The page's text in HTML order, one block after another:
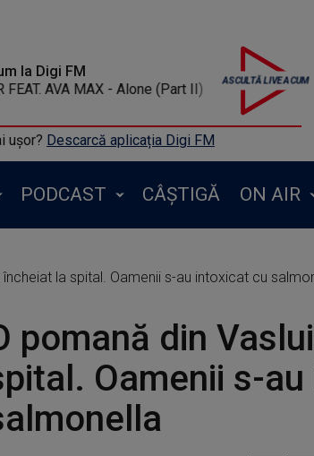
la Digi FM
FEAT. AVA MAX - Alone (Part II)
ușor? Descarcă aplicația Digi FM
PODCAST CÂȘTIGĂ ON AIR
la spital. Oamenii s-au intoxicat cu
pomană din
Oamenii s-